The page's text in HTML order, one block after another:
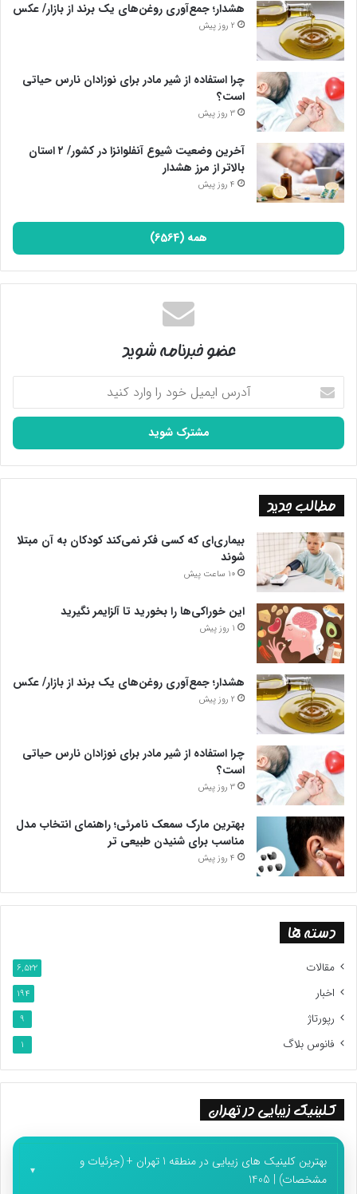
هشدار؛ جمع‌آوری روغن‌های یک برند از بازار/ عکس
2 روز پیش
چرا استفاده از شیر مادر برای نوزادان نارس حیاتی
است؟
3 روز پیش
آخرین وضعیت شیوع آنفلوانزا در کشور/ ۲ استان
بالاتر از مرز هشدار
4 روز پیش
همه (6564)
عضو خبرنامه شوید
آدرس
ایمیل
خود
وارد
کنید
مطالب جدید
بیماری‌ای که کسی فکر نمی‌کند کودکان به آن مبتلا
شوند
10 ساعت پیش
این خوراکی‌ها را بخورید تا آلزایمر نگیرید
1 روز پیش
هشدار؛ جمع‌آوری روغن‌های یک برند از بازار/ عکس
2 روز پیش
چرا استفاده از شیر مادر برای نوزادان نارس حیاتی
است؟
3 روز پیش
بهترین مارک سمعک نامرئی؛ راهنمای انتخاب مدل
مناسب برای شنیدن طبیعی تر
4 روز پیش
دسته ها
مقالات 6,522
اخبار 194
رپورتاژ 9
فانوس بلاگ 1
کلینیک زیبایی در تهران
بهترین کلینیک های زیبایی در منطقه 1 تهران + (جزئیات و
مشخصات) | 1405